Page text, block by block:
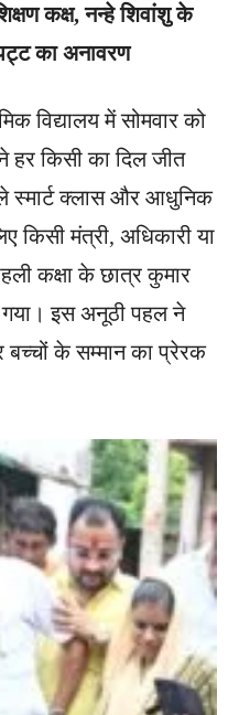
कक्ष, नन्हे शिवांशु के
का अनावरण
विद्यालय में सोमवार को
हर किसी का दिल जीत
स्मार्ट क्लास और आधुनिक
किसी मंत्री, अधिकारी या
कक्षा के छात्र कुमार
गया। इस अनूठी पहल ने
बच्चों के सम्मान का प्रेरक